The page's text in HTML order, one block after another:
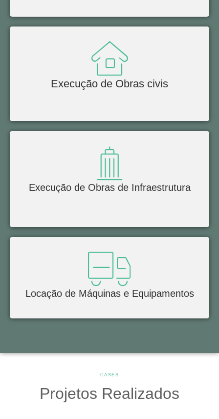
Execução de Obras civis
Execução de Obras de Infraestrutura
Locação de Máquinas e Equipamentos
CASES
Projetos Realizados